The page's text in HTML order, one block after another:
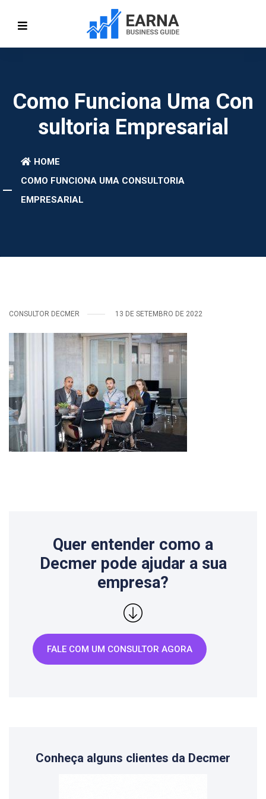
Como Funciona Uma Con
Sultoria Empresarial
HOME
COMO FUNCIONA UMA CONSULTORIA
EMPRESARIAL
CONSULTOR DECMER 13 DE SETEMBRO DE 2022
Quer entender como a
Decmer pode ajudar a sua
empresa?
FALE COM UM CONSULTOR AGORA
Conheça alguns clientes da Decmer